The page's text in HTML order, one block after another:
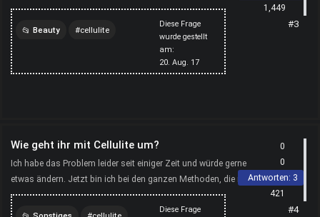
meisten davon sind mit irgendwelchen Wickeln ...
Diese Frage
wurde gestellt
am:
20. Aug. 17
Beauty cellulite
schönheit
1,449
#3
Wie geht ihr mit Cellulite um?
Ich habe das Problem leider seit einiger Zeit und würde gerne
etwas ändern. Jetzt bin ich bei den ganzen Methoden, die man
hier im Web so vorstellt etwas ratlos. Was ist ...
Diese Frage
0
0
Antworten: 3
421
#4